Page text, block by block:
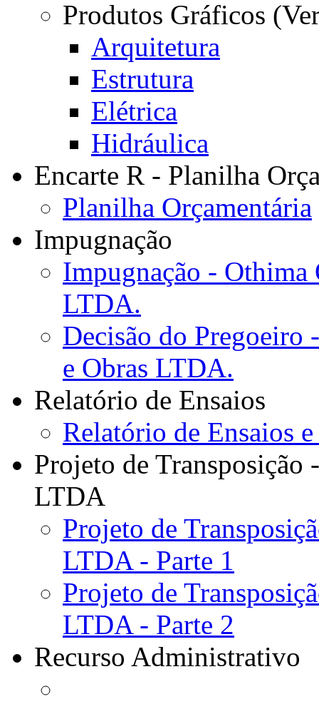
Produtos Gráficos
Arquitetura
Estrutura
Elétrica
Hidráulica
Encarte R - Planilha
Planilha Orçamentária
Impugnação
Impugnação - Othima
LTDA.
Decisão do Pregoeiro
e Obras LTDA.
Relatório de Ensaios
Relatório de Ensaios
Projeto de
LTDA
Projeto de
LTDA - Parte 1
Projeto de
LTDA - Parte 2
Recurso Administrativo